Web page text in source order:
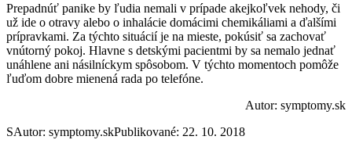
Prepadnúť panike by ľudia nemali v prípade akejkoľvek nehody, či
už ide o otravy alebo o inhalácie domácimi chemikáliami a ďalšími
prípravkami. Za týchto situácií je na mieste, pokúsiť sa zachovať
vnútorný pokoj. Hlavne s detskými pacientmi by sa nemalo jednať
unáhlene ani násilníckym spôsobom. V týchto momentoch pomôže
ľuďom dobre mienená rada po telefóne.
Autor: symptomy.sk
SAutor: symptomy.skPublikované: 22. 10. 2018